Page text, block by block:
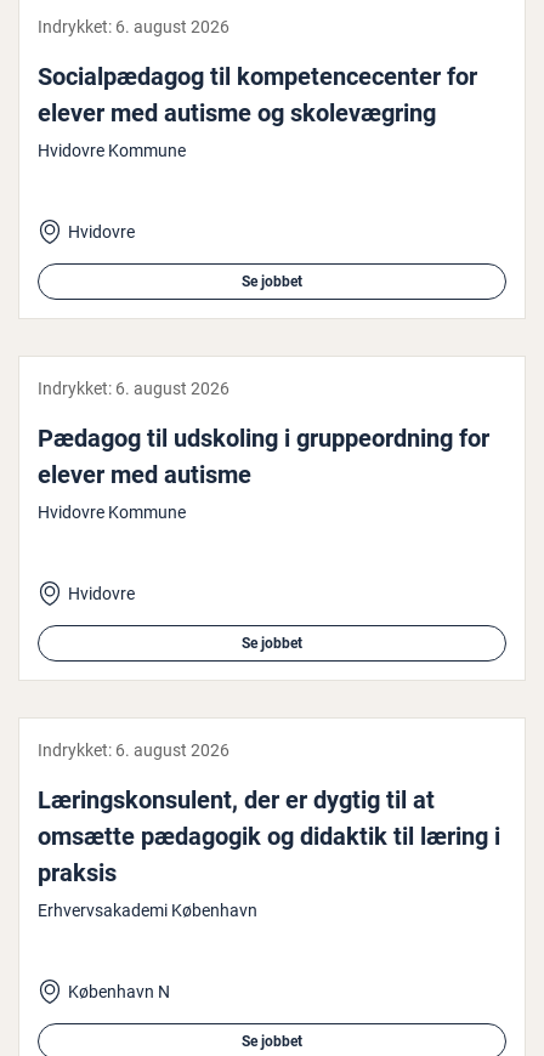
Indrykket: 6. august 2026
So­ci­al­pæ­da­gog til kom­pe­ten­ce­cen­ter for
elever med autisme og sko­le­væg­ring
Hvidovre Kommune
Hvidovre
Se jobbet
Indrykket: 6. august 2026
Pædagog til udskoling i grup­pe­ord­ning for
elever med autisme
Hvidovre Kommune
Hvidovre
Se jobbet
Indrykket: 6. august 2026
Læ­rings­kon­su­lent, der er dygtig til at
omsætte pædagogik og didaktik til læring i
praksis
Erhvervsakademi København
København N
Se jobbet